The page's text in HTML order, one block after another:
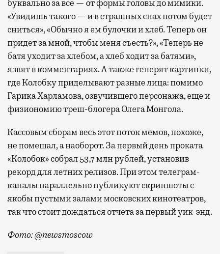
буквально за все — от формы головы до мимики.
«Увидишь такого — и в страшных снах потом будет
сниться», «Обычно я ем булочки и хлеб. Теперь он
придет за мной, чтобы меня съесть?», «Теперь не
батя уходит за хлебом, а хлеб ходит за батями»,
язвят в комментариях. А также генерят картинки,
где Колобку приделывают разные лица: помимо
Гарика Харламова, озвучившего персонажа, еще и
физиономию треш-блогера Олега Монгола.
Кассовым сборам весь этот поток мемов, похоже,
не помешал, а наоборот. За первый день проката
«Колобок» собрал 53,7 млн рублей, установив
рекорд для летних релизов. При этом телеграм-
каналы параллельно публикуют скриншоты с
якобы пустыми залами московских кинотеатров,
так что стоит дождаться отчета за первый уик-энд.
Фото: @newsmoscow